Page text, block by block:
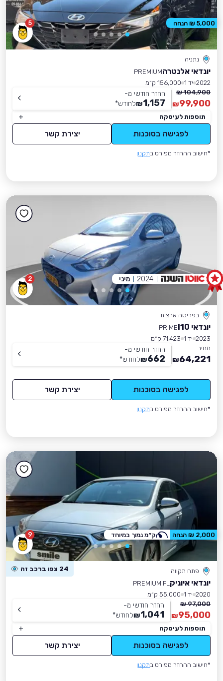
5
נתניה
יונדאי אלנטרהPREMIUM
2022 יד 1
156,000 ק״מ
104,900 ₪
99,900
₪
החזר חודשי מ-
1,157
₪לחודש*
תוספות לעיסקה
לפגישה בסוכנות יצירת קשר
*חישוב ההחזר מפורט בתקנון
5,000 ₪ הנחה
2
בפריסה ארצית
יונדאי I10
PRIME
2023 יד 1
71,423 ק״מ
מחיר
64,221
₪
החזר חודשי מ-
662
₪לחודש*
לפגישה בסוכנות יצירת קשר
*חישוב ההחזר מפורט בתקנון
2024 מיני
9
פתח תקווה 24 צפו ברכב זה
יונדאי איוניק PREMIUM FL
2020 יד 1
55,000 ק״מ
97,000 ₪
95,000
₪
החזר חודשי מ-
1,041
₪לחודש*
תוספות לעיסקה
לפגישה בסוכנות יצירת קשר
*חישוב ההחזר מפורט בתקנון
2,000 ₪ הנחה ק״מ נמוך במיוחד